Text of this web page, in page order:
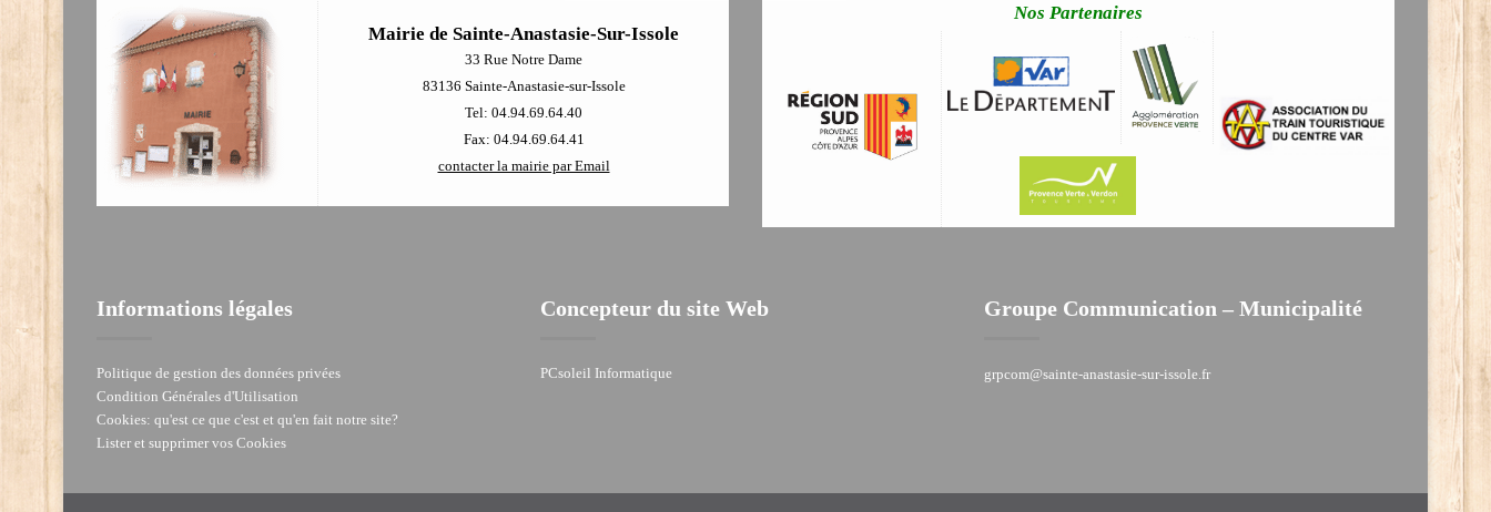
Mairie de Sainte-Anastasie-Sur-Issole
33 Rue Notre Dame
83136 Sainte-Anastasie-sur-Issole
Tel: 04.94.69.64.40
Fax: 04.94.69.64.41
contacter la mairie par Email
Nos Partenaires
Informations légales
Politique de gestion des données privées
Condition Générales d'Utilisation
Cookies: qu'est ce que c'est et qu'en fait notre site?
Lister et supprimer vos Cookies
Concepteur du site Web
PCsoleil Informatique
Groupe Communication – Municipalité
grpcom@sainte-anastasie-sur-issole.fr